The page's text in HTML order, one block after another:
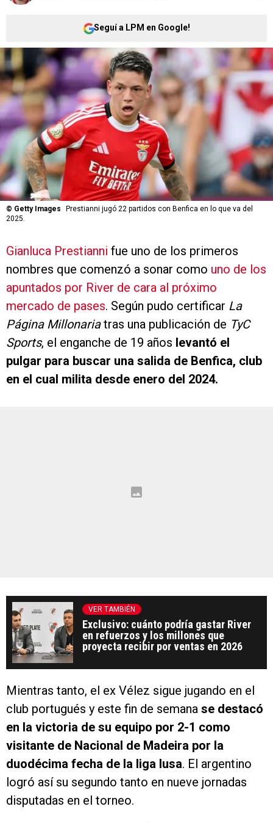
Seguí a LPM en Google!
© Getty Images
Prestianni jugó 22 partidos con Benfica en lo que va del
2025.
Gianluca Prestianni fue uno de los primeros
nombres que comenzó a sonar como uno de los
apuntados por River de cara al próximo
mercado de pases. Según pudo certificar La
Página Millonariatras una publicación de TyC
Sports, el enganche de 19 años levantó el
pulgar para buscar una salida de Benfica, club
en el cual milita desde enero del 2024.
VER TAMBIÉN
Exclusivo: cuánto podría gastar River
en refuerzos y los millones que
proyecta recibir por ventas en 2026
Mientras tanto, el ex Vélez sigue jugando en el
club portugués y este fin de semana se destacó
en la victoria de su equipo por 2-1 como
visitante de Nacional de Madeira por la
duodécima fecha de la liga lusa. El argentino
logró así su segundo tanto en nueve jornadas
disputadas en el torneo.